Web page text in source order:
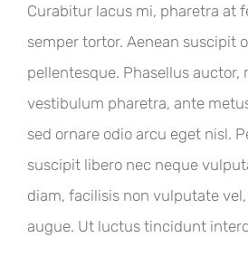
Curabitur lacus mi, pharetra at
semper tortor. Aenean suscipit
pellentesque. Phasellus auctor,
vestibulum pharetra, ante
sed ornare odio arcu eget nisl.
suscipit libero nec neque
diam, facilisis non vulputate
augue. Ut luctus tincidunt